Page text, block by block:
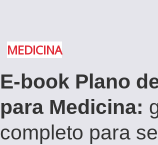
MEDICINA
E-book Plano
para Medicina:
completo para se